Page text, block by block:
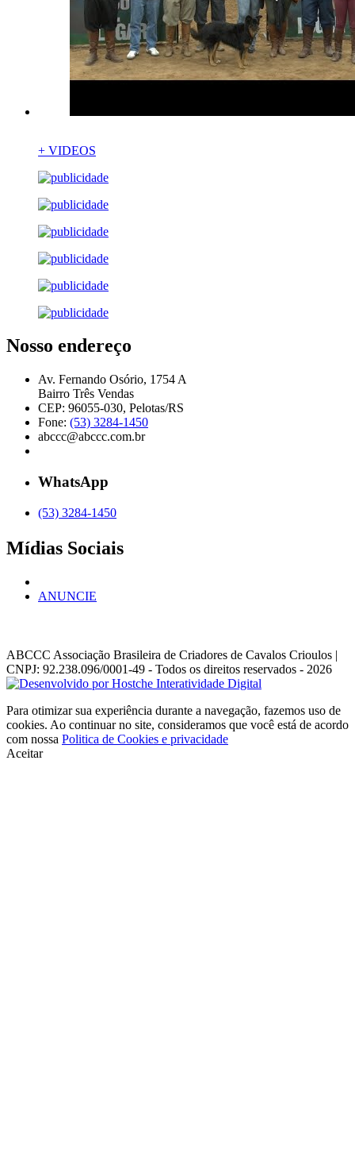
+ VIDEOS
Nosso endereço
Av. Fernando Osório, 1754 A
Bairro Três Vendas
CEP: 96055-030, Pelotas/RS
Fone: (53) 3284-1450
abccc@abccc.com.br
WhatsApp
(53) 3284-1450
Mídias Sociais
ANUNCIE
ABCCC Associação Brasileira de Criadores de Cavalos Crioulos |
CNPJ: 92.238.096/0001-49 - Todos os direitos reservados - 2026
Para otimizar sua experiência durante a navegação, fazemos uso de
cookies. Ao continuar no site, consideramos que você está de acordo
com nossa Politica de Cookies e privacidade
Aceitar